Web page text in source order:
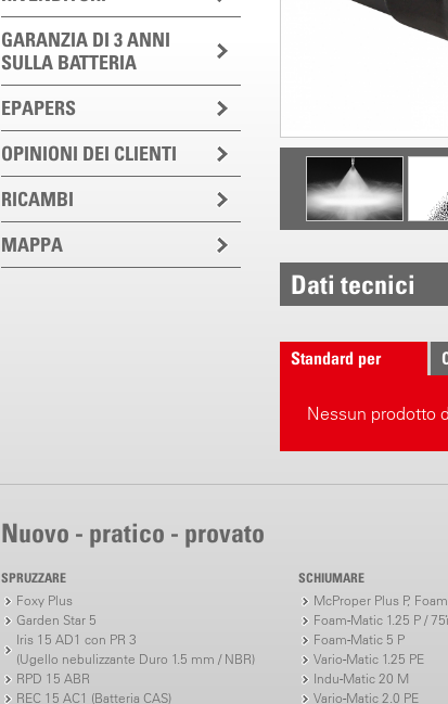
GARANZIA DI 3 ANNI
SULLA BATTERIA
EPAPERS
OPINIONI DEI CLIENTI
RICAMBI
MAPPA
Dati tecnici
Standard per
Nessun prodotto
Nuovo - pratico - provato
SPRUZZARE
Foxy Plus
Garden Star 5
Iris 15 AD1 con PR 3
(Ugello nebulizzante Duro 1.5 mm / NBR)
RPD 15 ABR
REC 15 AC1 (Batteria CAS)
SCHIUMARE
McProper Plus P,
Foam-Matic 1.25 P /
Foam-Matic 5 P
Vario-Matic 1.25 PE
Indu-Matic 20 M
Vario-Matic 2.0 PE